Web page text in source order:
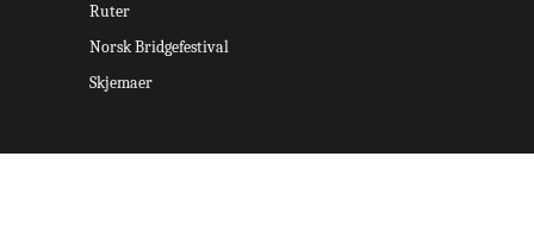
Ruter
Norsk Bridgefestival
Skjemaer